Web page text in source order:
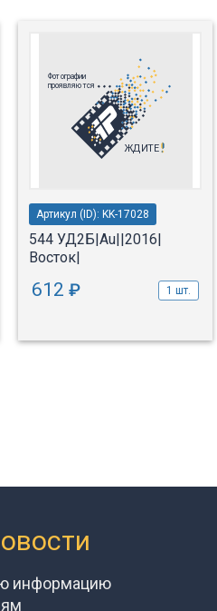
Артикул (ID): KK-17028
544 УД2Б|Au||2016|
Восток|
612 ₽ 1 шт.
информацию